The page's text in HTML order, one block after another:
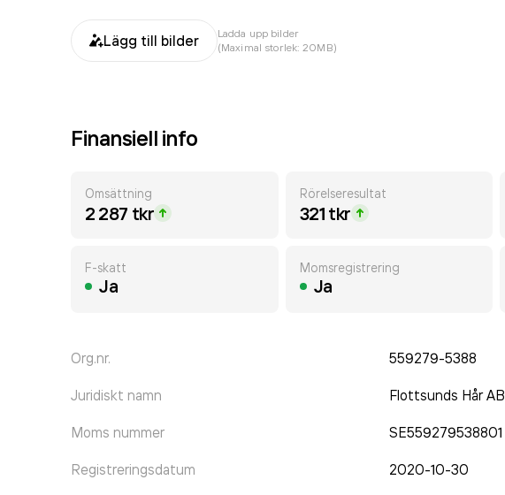
Lägg till bilder
Ladda upp bilder
(Maximal storlek: 20MB)
Finansiell info
Omsättning
2 287 tkr
Rörelseresultat
321 tkr
F-skatt
Ja
Momsregistrering
Ja
Org.nr. 559279-5388
Juridiskt namn Flottsunds Hår AB
Moms nummer SE559279538801
Registreringsdatum 2020-10-30